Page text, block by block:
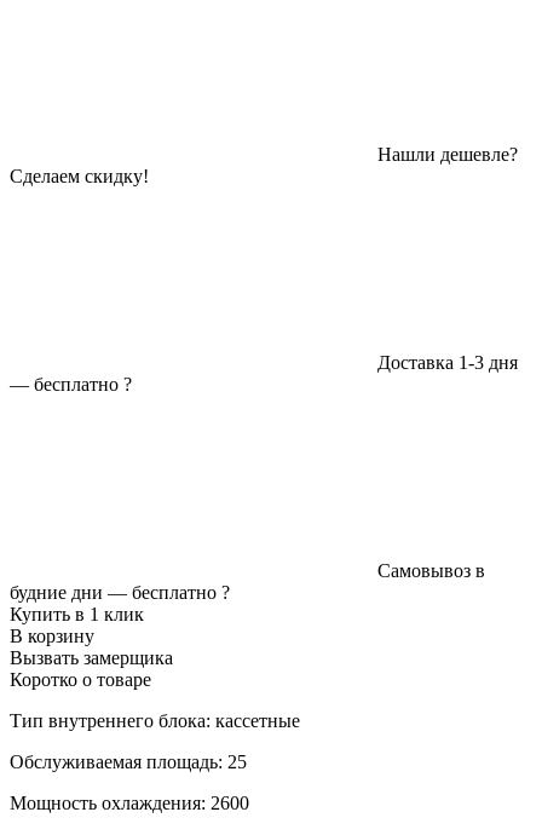
Нашли дешевле?
Сделаем скидку!
Доставка 1-3 дня
— бесплатно ?
Самовывоз в
будние дни — бесплатно ?
Купить в 1 клик
В корзину
Вызвать замерщика
Коротко о товаре
Тип внутреннего блока: кассетные
Обслуживаемая площадь: 25
Мощность охлаждения: 2600